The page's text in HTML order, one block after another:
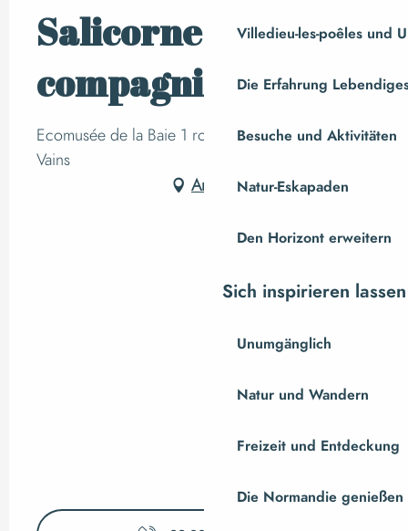
Villedieu-les-poêles und
Die Erfahrung
Besuche und Aktivitäten
Natur-Eskapaden
Den Horizont erweitern
Sich inspirieren lassen
Unumgänglich
Natur und Wandern
Freizeit und Entdeckung
Die Normandie genießen
Salicorne et
compagnie
Ecomusée de la Baie 1 route du Grouin du sud,
Vains
Anfahrt